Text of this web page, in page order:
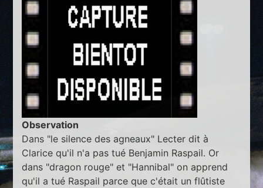
Observation
Dans "le silence des agneaux" Lecter dit à
Clarice qu'il n'a pas tué Benjamin Raspail. Or
dans "dragon rouge" et "Hannibal" on apprend
qu'il a tué Raspail parce que c'était un flûtiste